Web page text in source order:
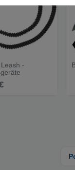
-